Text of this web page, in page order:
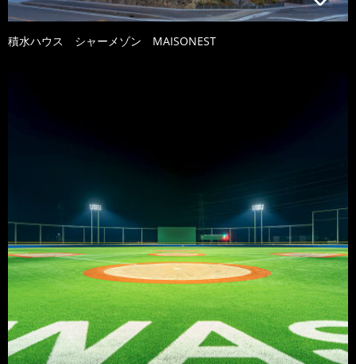
積水ハウス シャーメゾン MAISONEST